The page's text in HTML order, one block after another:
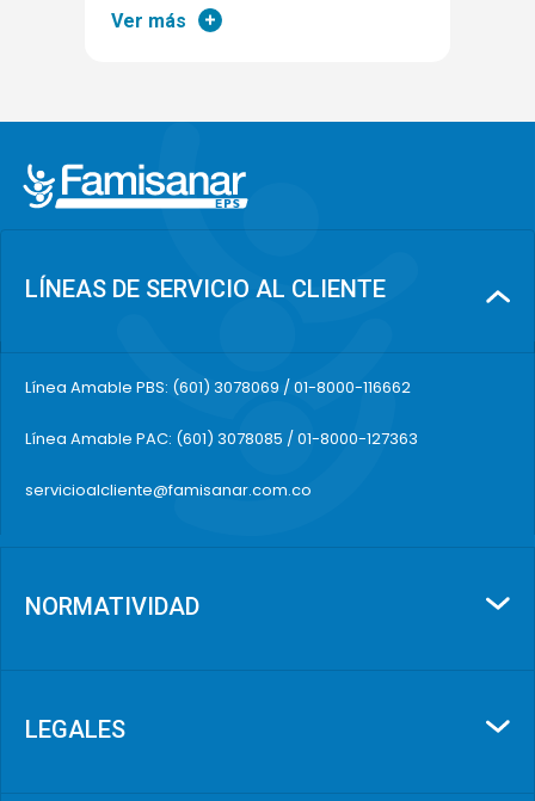
Ver más
LÍNEAS DE SERVICIO AL CLIENTE
Línea Amable PBS: (601) 3078069 / 01-8000-116662
Línea Amable PAC: (601) 3078085 / 01-8000-127363
servicioalcliente@famisanar.com.co
NORMATIVIDAD
LEGALES